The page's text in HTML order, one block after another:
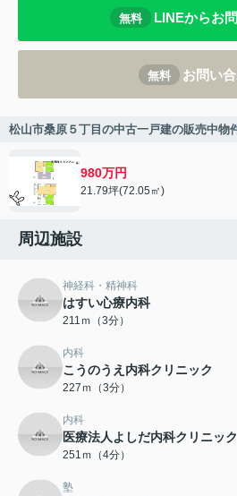
無料 LINEからお
無料 お問い
松山市桑原５丁目の中古一戸建の販売中物
980万円
21.79坪(72.05㎡)
周辺施設
神経科・精神科
はすい心療内科
211ｍ（3分）
内科
こうのうえ内科クリニック
227ｍ（3分）
内科
医療法人よしだ内科クリニック
251ｍ（4分）
塾